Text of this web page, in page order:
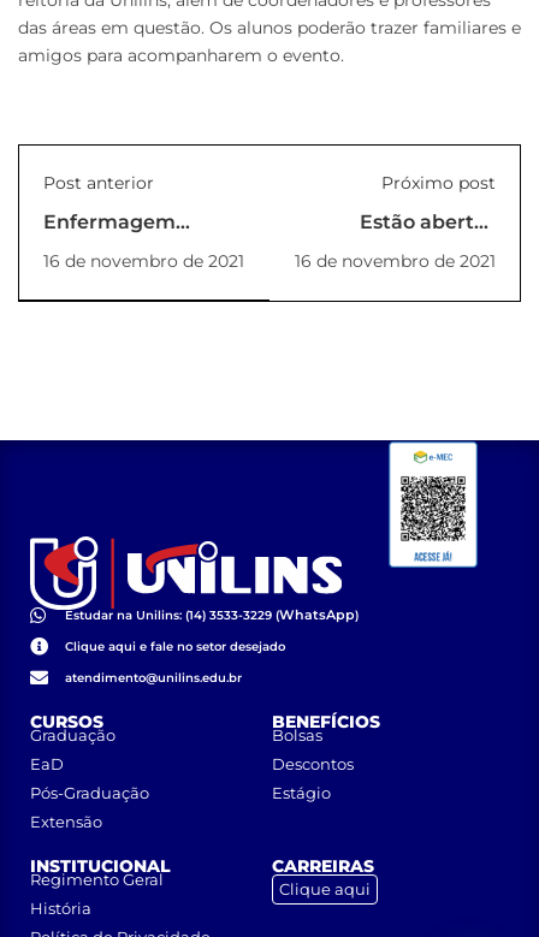
das áreas em questão. Os alunos poderão trazer familiares e
amigos para acompanharem o evento.
Post anterior
Enfermagem
realizará 2ª Pista de
Resgate
16 de novembro de 2021
Próximo post
Estão abertas
inscrições para
bolsas de estudo na
Califórnia
16 de novembro de 2021
Estudar na Unilins: (14) 3533-3229 (WhatsApp)
Clique aqui e fale no setor desejado
atendimento@unilins.edu.br
CURSOS
Graduação
EaD
Pós-Graduação
Extensão
BENEFÍCIOS
Bolsas
Descontos
Estágio
INSTITUCIONAL
Regimento Geral
História
CARREIRAS
Clique aqui